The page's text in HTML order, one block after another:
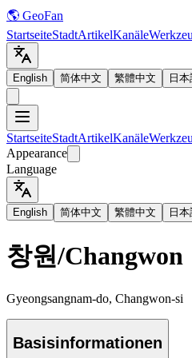
🌎 GeoFan
StartseiteStadtArtikelKanäle
English 简体中文 繁體中文 日
StartseiteStadtArtikelKanäle
Appearance
Language
English 简体中文 繁體中文 日
창원/Changwon
Gyeongsangnam-do, Changwon-si
Basisinformationen